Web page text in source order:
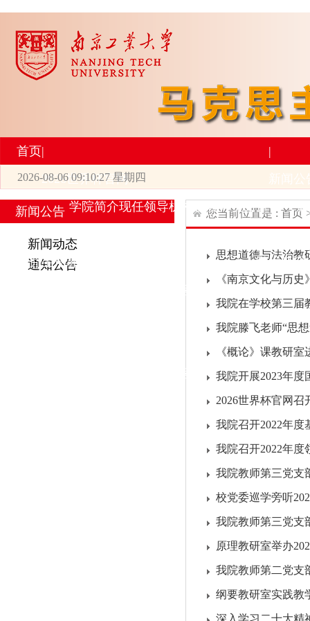
首页|
2026世界杯官网
学院简介现任领导机构设置师资力量
|
研究生培养
学生活动
学术科研
工会活动
2026-08-06 09:10:28 星期四
新闻公告
新闻动态
通知公告
您当前位置是 : 首页
思想道德与法治教
《南京文化与历
我院在学校第三届
我院滕飞老师“思
《概论》课教研
我院开展2023年度
2026世界杯官网
我院召开2022年度
我院召开2022年度
我院教师第三党支
校党委巡学旁听
我院教师第三党支
原理教研室举办
我院教师第二党支
纲要教研室实践教
深入学习二十大精